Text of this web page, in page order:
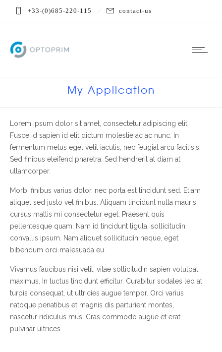
+33-(0)685-220-115 contact-us
My Application
Lorem ipsum dolor sit amet, consectetur adipiscing elit.
Fusce id sapien id elit dictum molestie ac ac nunc. In
fermentum metus eget velit iaculis, nec feugiat arcu facilisis.
Sed finibus eleifend pharetra. Sed hendrerit at diam at
ullamcorper.
Morbi finibus varius dolor, nec porta est tincidunt sed. Etiam
aliquet sed justo vel finibus. Aliquam tincidunt nulla mauris,
cursus mattis mi consectetur eget. Praesent quis
pellentesque quam. Nam id tincidunt ligula, sollicitudin
convallis ipsum. Nam aliquet sollicitudin neque, eget
bibendum orci malesuada eu.
Vivamus faucibus nisi velit, vitae sollicitudin sapien volutpat
maximus. In luctus tincidunt efficitur. Curabitur sodales leo at
turpis consequat, ut ultricies augue tempor. Orci varius
natoque penatibus et magnis dis parturient montes,
nascetur ridiculus mus. Cras commodo augue et erat
pulvinar ultrices.